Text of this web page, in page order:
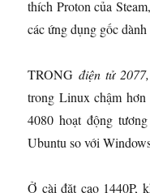
thích Proton của
các ứng dụng gốc
TRONG điện tử 2077,
trong Linux chậm
4080 hoạt động
Ubuntu so với
Ở cài đặt cao 1440P,